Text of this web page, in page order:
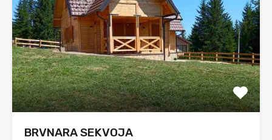
BRVNARA SEKVOJA